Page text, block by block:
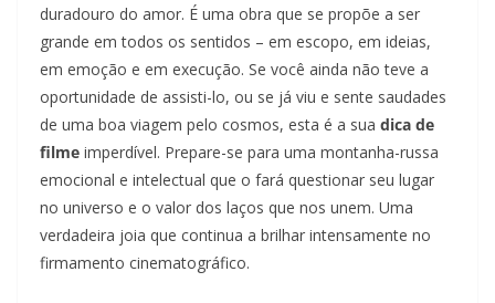
duradouro do amor. É uma obra que se propõe a ser
grande em todos os sentidos – em escopo, em ideias,
em emoção e em execução. Se você ainda não teve a
oportunidade de assisti-lo, ou se já viu e sente saudades
de uma boa viagem pelo cosmos, esta é a sua dica de
filme imperdível. Prepare-se para uma montanha-russa
emocional e intelectual que o fará questionar seu lugar
no universo e o valor dos laços que nos unem. Uma
verdadeira joia que continua a brilhar intensamente no
firmamento cinematográfico.